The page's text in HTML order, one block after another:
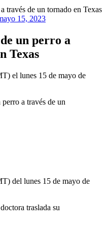
15, 2023
un perro a
Texas
el lunes 15 de mayo de
del lunes 15 de mayo de